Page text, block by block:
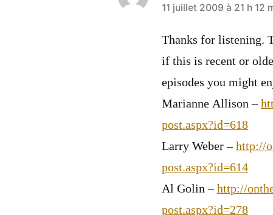
a
dit :
11 juillet 2009 à 21 h 12
Thanks for listening.
if this is recent or
episodes you might
Marianne Allison –
post.aspx?id=618
Larry Weber –http://
post.aspx?id=614
Al Golin –http://
post.aspx?id=278